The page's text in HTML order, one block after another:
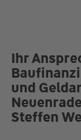
Absprache.
Ihr
und
Steffen